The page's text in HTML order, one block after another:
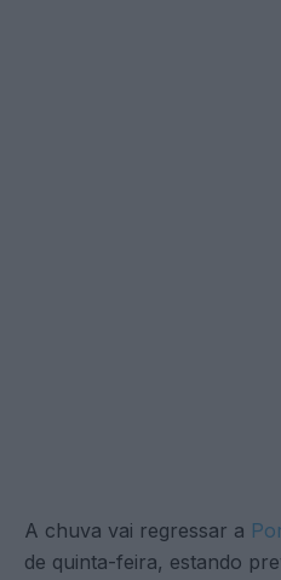
A chuva vai regressar a
de quinta-feira, estando